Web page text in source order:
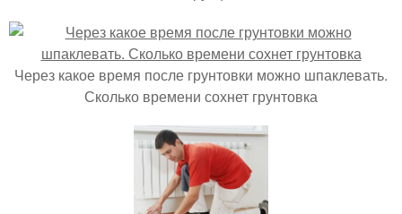
Через какое время после грунтовки можно шпаклевать.
Сколько времени сохнет грунтовка